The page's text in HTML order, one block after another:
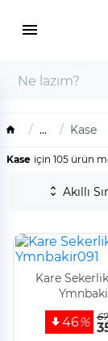
... Kase
Kase için 105 ürün
Akıllı
Kare
46%